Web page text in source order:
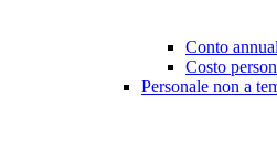
Conto
Costo
Personale non a